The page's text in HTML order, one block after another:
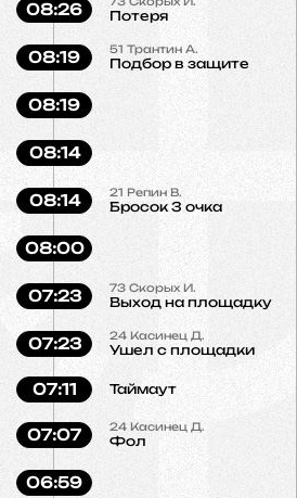
Потеря
08:26
51 Трантин А.
Подбор в защите
08:19
08:19
08:14
21 Репин В.
Бросок 3 очка
08:14
08:00
73 Скорых И.
Выход на площадку
07:23
24 Касинец Д.
Ушел с площадки
07:23
Таймаут
07:11
24 Касинец Д.
Фол
07:07
06:59